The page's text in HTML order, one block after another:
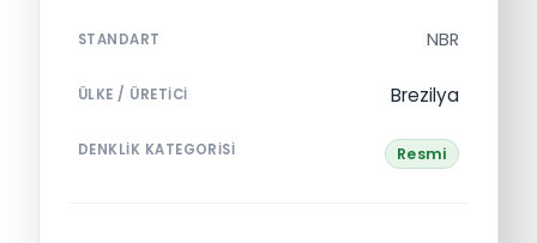
STANDART NBR
ÜLKE / ÜRETICI Brezilya
DENKLIK KATEGORISI Resmi